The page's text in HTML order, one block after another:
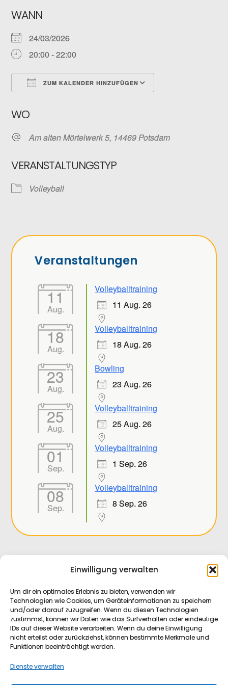
Einwilligung verwalten
Um dir ein optimales Erlebnis zu bieten, verwenden wir
Technologien wie Cookies, um Geräteinformationen zu speichern
und/oder darauf zuzugreifen. Wenn du diesen Technologien
zustimmst, können wir Daten wie das Surfverhalten oder eindeutige
IDs auf dieser Website verarbeiten. Wenn du deine Einwilligung
nicht erteilst oder zurückziehst, können bestimmte Merkmale und
Funktionen beeinträchtigt werden.
Dienste verwalten
WANN
24/03/2026
20:00 - 22:00
ZUM KALENDER HINZUFÜGEN
WO
Am alten Mörtelwerk 5, 14469 Potsdam
VERANSTALTUNGSTYP
Volleyball
Veranstaltungen
11
Aug.
Volleyballtraining
11 Aug. 26
18
Aug.
Volleyballtraining
18 Aug. 26
23
Aug.
Bowling
23 Aug. 26
25
Aug.
Volleyballtraining
25 Aug. 26
01
Sep.
Volleyballtraining
1 Sep. 26
08
Sep.
Volleyballtraining
8 Sep. 26
Datenschutz
Impressum
Facebook